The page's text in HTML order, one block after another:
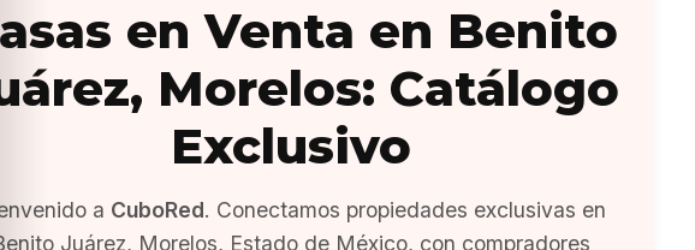
en Venta en Benito
Morelos: Catálogo
Exclusivo
a CuboRed. Conectamos propiedades exclusivas en
Juárez, Morelos, Estado de México, con compradores